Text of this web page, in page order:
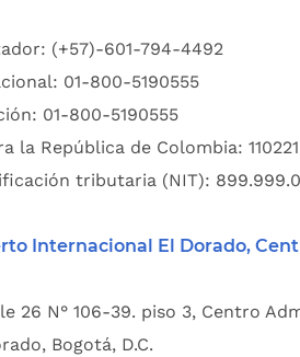
(+57)-601-794-4492
01-800-5190555
01-800-5190555
la República de Colombia: 110221
tributaria (NIT):
Internacional El Dorado,
26 N° 106-39. piso 3, Centro
Bogotá, D.C.